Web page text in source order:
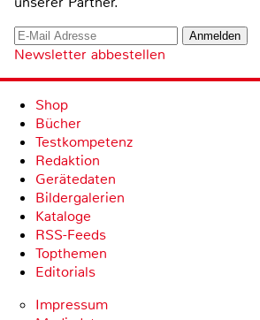
Newsletter abbestellen
Shop
Bücher
Testkompetenz
Redaktion
Gerätedaten
Bildergalerien
Kataloge
RSS-Feeds
Topthemen
Editorials
Impressum